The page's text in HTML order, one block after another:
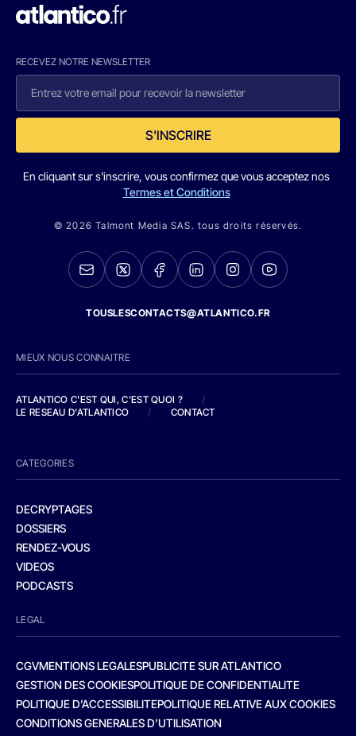
RECEVEZ NOTRE NEWSLETTER
S'INSCRIRE
En cliquant sur s'inscrire, vous confirmez que vous acceptez nos
Termes et Conditions
© 2026 Talmont Media SAS. tous droits réservés.
TOUSLESCONTACTS@ATLANTICO.FR
MIEUX NOUS CONNAITRE
ATLANTICO C'EST QUI, C'EST QUOI ?
/
LE RESEAU D'ATLANTICO
/ CONTACT
CATEGORIES
DECRYPTAGES
DOSSIERS
RENDEZ-VOUS
VIDEOS
PODCASTS
LEGAL
CGVMENTIONS LEGALESPUBLICITE SUR ATLANTICO
GESTION DES COOKIESPOLITIQUE DE CONFIDENTIALITE
POLITIQUE D’ACCESSIBILITEPOLITIQUE RELATIVE AUX COOKIES
CONDITIONS GENERALES D’UTILISATION